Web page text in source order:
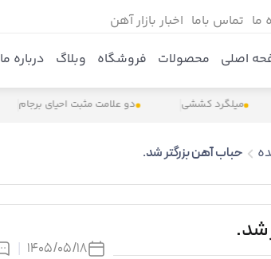
ما تماس باما اخبار بازار آهن
اصلی
محصولات فروشگاه وبلاگ درباره ما
میلگرد کششی دو علامت مثبت احیای برجام
حباب آهن بزرگتر شد.
شد.
| ۱۴۰۵/۰۵/۱۸